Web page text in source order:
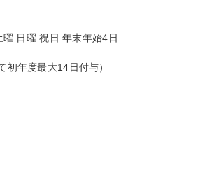
曜 日曜 祝日 年末年始4日
初年度最大14日付与）